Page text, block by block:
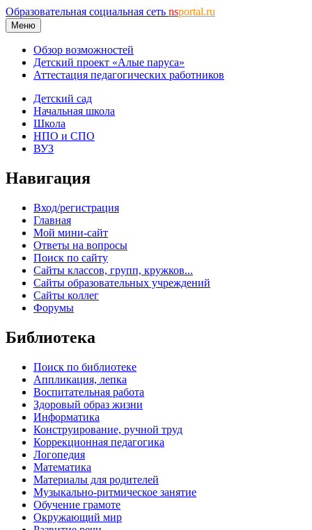
Образовательная социальная сеть nsportal.ru
Меню
Обзор возможностей
Детский проект «Алые паруса»
Аттестация педагогических работников
Детский сад
Начальная школа
Школа
НПО и СПО
ВУЗ
Навигация
Вход/регистрация
Главная
Мой мини-сайт
Ответы на вопросы
Поиск по сайту
Сайты классов, групп, кружков...
Сайты образовательных учреждений
Сайты коллег
Форумы
Библиотека
Поиск по библиотеке
Аппликация, лепка
Воспитательная работа
Здоровый образ жизни
Информатика
Конструирование, ручной труд
Коррекционная педагогика
Логопедия
Математика
Материалы для родителей
Музыкально-ритмическое занятие
Обучение грамоте
Окружающий мир